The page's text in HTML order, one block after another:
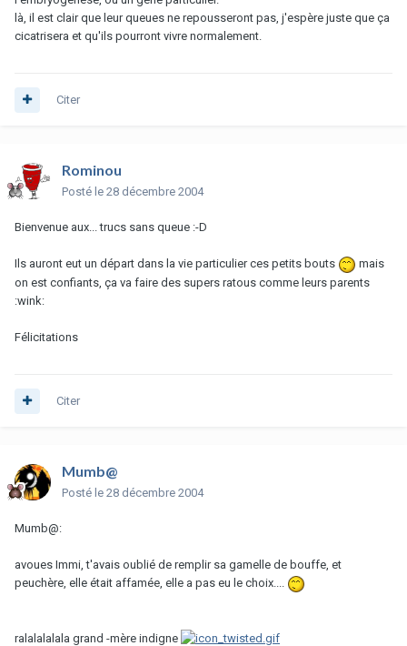
là, il est clair que leur queues ne repousseront pas, j'espère juste que ça
cicatrisera et qu'ils pourront vivre normalement.
Citer
Rominou
Posté le 28 décembre 2004
Bienvenue aux... trucs sans queue :-D
Ils auront eut un départ dans la vie particulier ces petits bouts
mais
on est confiants, ça va faire des supers ratous comme leurs parents
:wink:
Félicitations
Citer
Mumb@
Posté le 28 décembre 2004
Mumb@:
avoues Immi, t'avais oublié de remplir sa gamelle de bouffe, et
peuchère, elle était affamée, elle a pas eu le choix....
ralalalalala grand -mère indigne